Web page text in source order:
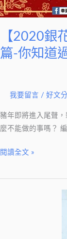
【2020銀
篇-你知道
我要留言 / 好文
豬年即將進入尾聲
麼不能做的事嗎？
禁
你
知
這
件
不
做
閱讀全文 »